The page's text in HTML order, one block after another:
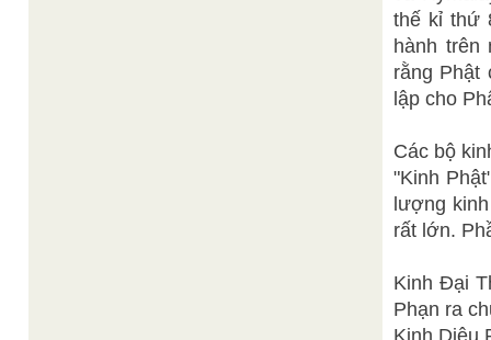
thế kỉ thứ
hành
rằng Phật
lập cho
Các bộ
"Kinh
lượng
rất lớn.
Kinh Đại
Phạn ra
Kinh Diệu